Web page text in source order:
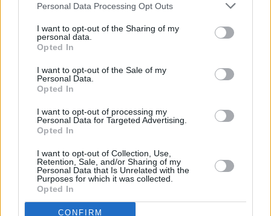
Personal Data Processing Opt Outs
I want to opt-out of the Sharing of my
personal data.
Opted In
I want to opt-out of the Sale of my
Personal Data.
Opted In
I want to opt-out of processing my
Personal Data for Targeted Advertising.
Opted In
I want to opt-out of Collection, Use,
Retention, Sale, and/or Sharing of my
Personal Data that Is Unrelated with the
Purposes for which it was collected.
Opted In
CONFIRM
vysílacím týdnu
naladění na Skylinku
Dovolená u moře•Bazény